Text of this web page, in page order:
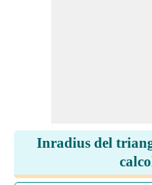
Inradius del